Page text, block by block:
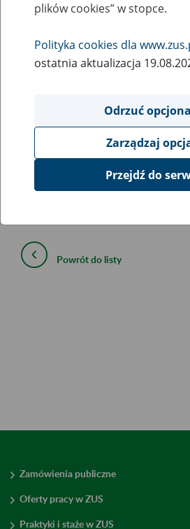
kwietnia
wymagane jest ponowne
Następnie należy zalogować się do
konto administratora i wykonać
Zachęcamy do pobierania
Powrót do listy
Zamówienia publiczne
Oferty pracy w ZUS
Praktyki i staże w ZUS
plików cookies” w stopce.
Polityka cookies dla
ostatnia aktualizacja
Odrzuć
Zarządzaj
Przejdź do